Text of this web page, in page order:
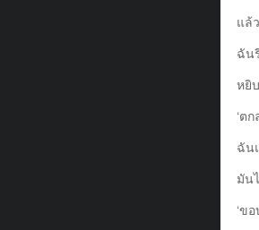
แล้
ฉัน
หยิ
‘ต
ฉัน
มัน
‘ข